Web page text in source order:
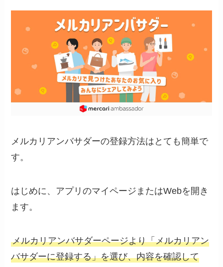
メルカリアンバサダーの登録方法はとても簡単で
す。
はじめに、アプリのマイページまたはWebを開き
ます。
メルカリアンバサダーページより「メルカリアン
バサダーに登録する」を選び、内容を確認して